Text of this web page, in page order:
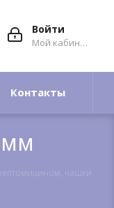
Войти
Мой кабинет
Контакты